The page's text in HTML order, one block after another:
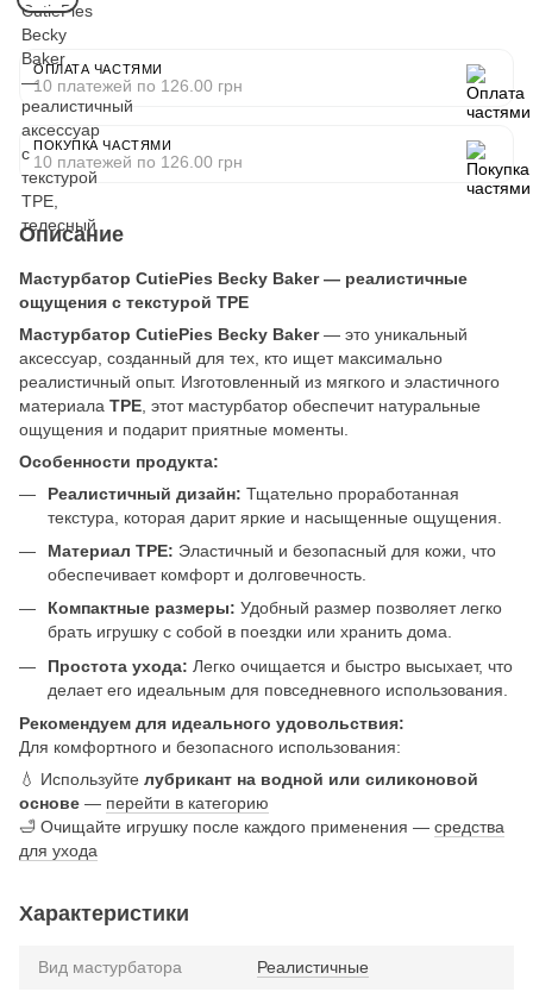
ОПЛАТА ЧАСТЯМИ
10 платежей по 126.00 грн
ПОКУПКА ЧАСТЯМИ
10 платежей по 126.00 грн
Описание
Мастурбатор CutiePies Becky Baker — реалистичные
ощущения с текстурой TPE
Мастурбатор CutiePies Becky Baker— это уникальный
аксессуар, созданный для тех, кто ищет максимально
реалистичный опыт. Изготовленный из мягкого и эластичного
материала TPE , этот мастурбатор обеспечит натуральные
ощущения и подарит приятные моменты.
Особенности продукта:
Реалистичный дизайн: Тщательно проработанная
текстура, которая дарит яркие и насыщенные ощущения.
Материал TPE: Эластичный и безопасный для кожи, что
обеспечивает комфорт и долговечность.
Компактные размеры: Удобный размер позволяет легко
брать игрушку с собой в поездки или хранить дома.
Простота ухода: Легко очищается и быстро высыхает, что
делает его идеальным для повседневного использования.
Рекомендуем для идеального удовольствия:
Для комфортного и безопасного использования:
💧 Используйте лубрикант на водной или силиконовой
основе — перейти в категорию
🛁 Очищайте игрушку после каждого применения — средства
для ухода
Характеристики
Вид мастурбатора Реалистичные